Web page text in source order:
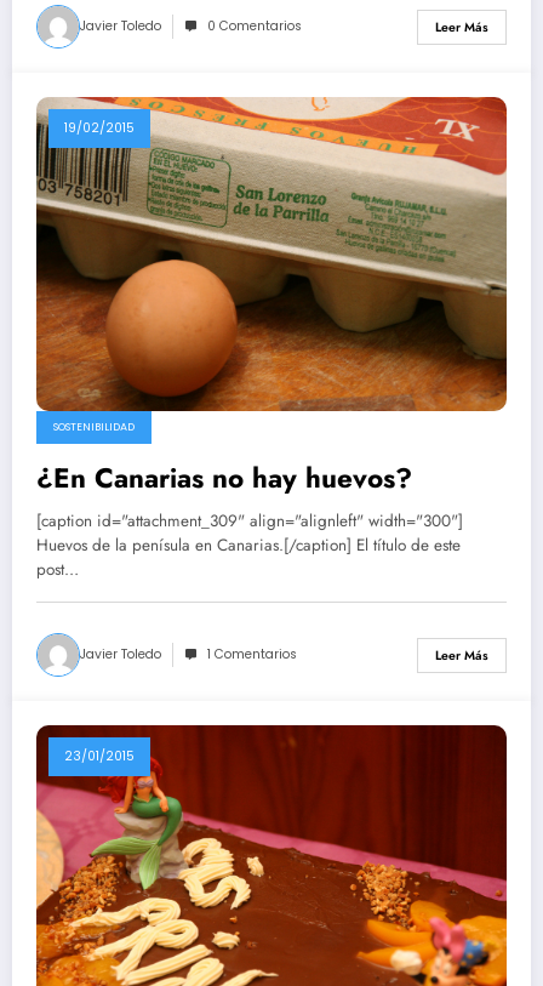
Javier Toledo 0 Comentarios Leer Más
19/02/2015
SOSTENIBILIDAD
¿En Canarias no hay huevos?
[caption id="attachment_309" align="alignleft" width="300"]
Huevos de la penísula en Canarias.[/caption] El título de este
post…
Javier Toledo 1 Comentarios Leer Más
23/01/2015